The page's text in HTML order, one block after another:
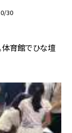
30
体育館でひな壇